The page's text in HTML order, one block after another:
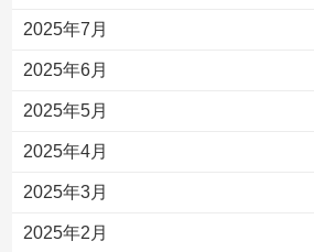
2025年7月
2025年6月
2025年5月
2025年4月
2025年3月
2025年2月